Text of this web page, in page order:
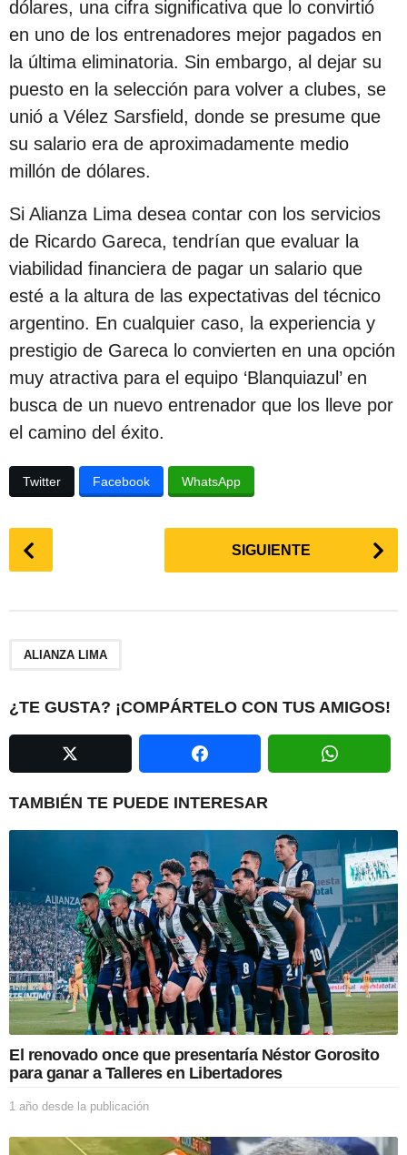
n
dólares, una cifra significativa que lo convirtió
en uno de los entrenadores mejor pagados en
la última eliminatoria. Sin embargo, al dejar su
puesto en la selección para volver a clubes, se
unió a Vélez Sarsfield, donde se presume que
su salario era de aproximadamente medio
millón de dólares.
Si Alianza Lima desea contar con los servicios
de Ricardo Gareca, tendrían que evaluar la
viabilidad financiera de pagar un salario que
esté a la altura de las expectativas del técnico
argentino. En cualquier caso, la experiencia y
prestigio de Gareca lo convierten en una opción
muy atractiva para el equipo ‘Blanquiazul’ en
busca de un nuevo entrenador que los lleve por
el camino del éxito.
Twitter Facebook WhatsApp
i
n
t
i
SIGUIENTE
ALIANZA LIMA
¿TE GUSTA? ¡COMPÁRTELO CON TUS AMIGOS!
TAMBIÉN TE PUEDE INTERESAR
El renovado once que presentaría Néstor Gorosito
para ganar a Talleres en Libertadores
1 año desde la publicación
ñ